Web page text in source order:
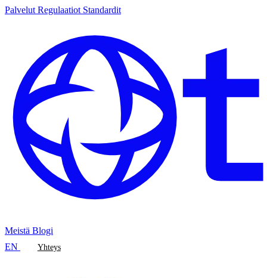
Palvelut Regulaatiot Standardit
Meistä Blogi
EN
Yhteys